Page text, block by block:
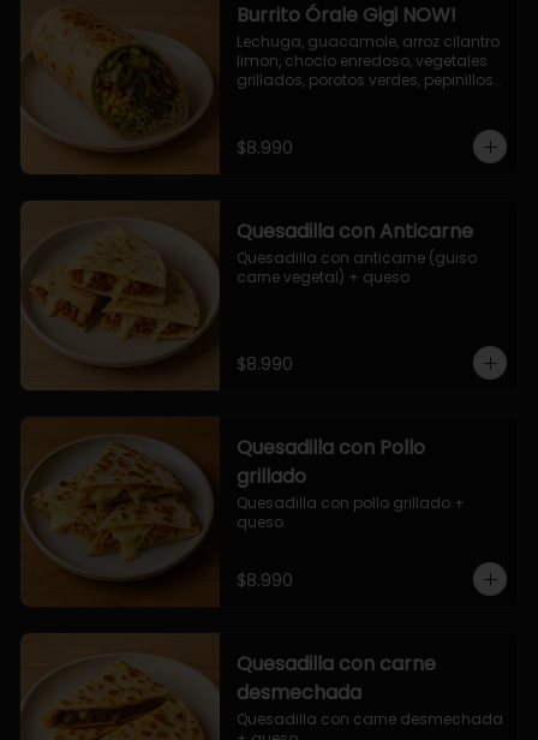
Burrito Órale Gigi NOW!
Lechuga, guacamole, arroz cilantro
limon, choclo enredoso, vegetales
grillados, porotos verdes, pepinillos
$8.990
Quesadilla con Anticarne
Quesadilla con anticarne (guiso
carne vegetal) + queso
$8.990
Quesadilla con Pollo
grillado
Quesadilla con pollo grillado +
queso.
$8.990
Quesadilla con carne
desmechada
Quesadilla con carne desmechada